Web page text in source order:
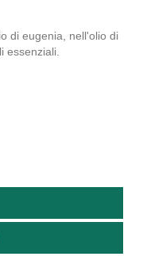
di eugenia, nell'olio di
essenziali.